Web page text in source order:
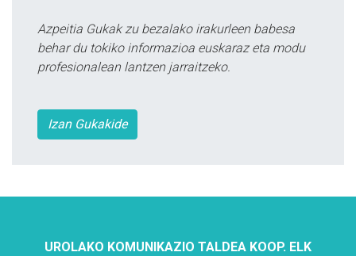
Azpeitia Gukak zu bezalako irakurleen babesa
behar du tokiko informazioa euskaraz eta modu
profesionalean lantzen jarraitzeko.
Izan Gukakide
UROLAKO KOMUNIKAZIO TALDEA KOOP. ELK